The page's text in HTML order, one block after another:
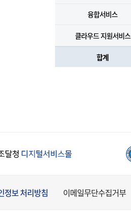
융합서비스
클라우드 지원서비스
합계
정보 처리방침 이메일무단수집거부